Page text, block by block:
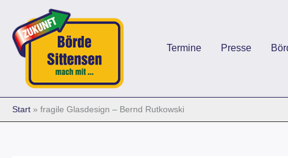
springen
Termine Presse
Start fragile Glasdesign – Bernd Rutkowski